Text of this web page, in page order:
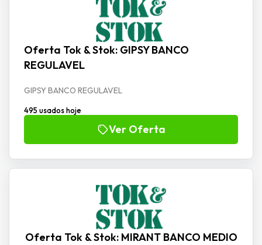
Oferta Tok & Stok: GIPSY BANCO
REGULAVEL
GIPSY BANCO REGULAVEL
495 usados hoje
Ver Oferta
Oferta Tok & Stok: MIRANT BANCO MEDIO